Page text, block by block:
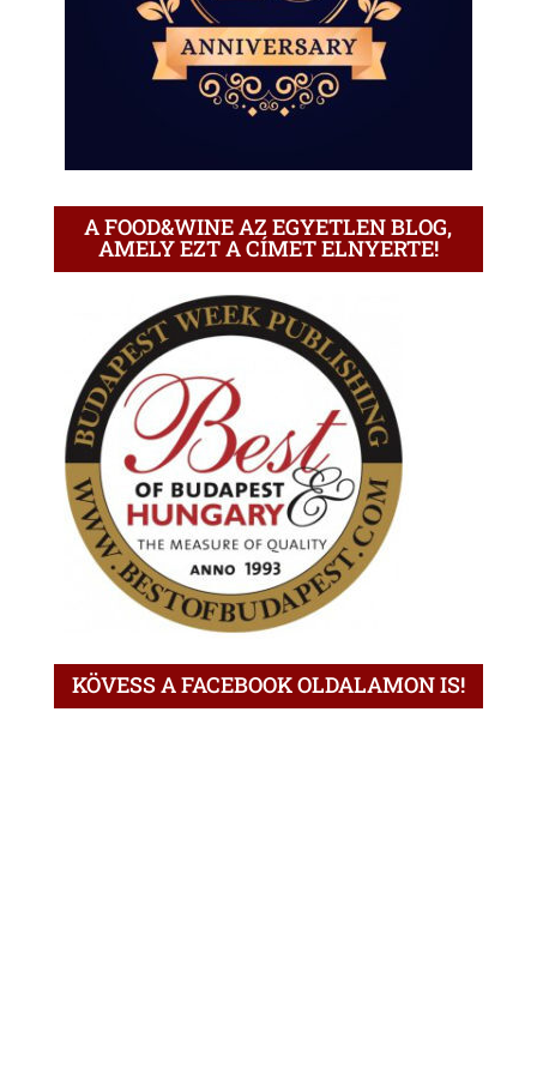
A FOOD&WINE AZ EGYETLEN BLOG,
AMELY EZT A CÍMET ELNYERTE!
KÖVESS A FACEBOOK OLDALAMON IS!